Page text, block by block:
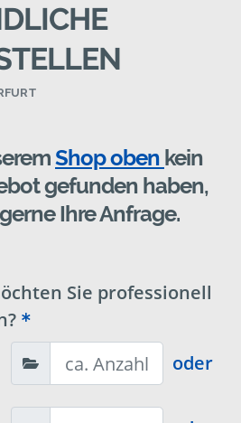
Shop oben kein
gefunden haben,
Ihre Anfrage.
Sie professionell
oder